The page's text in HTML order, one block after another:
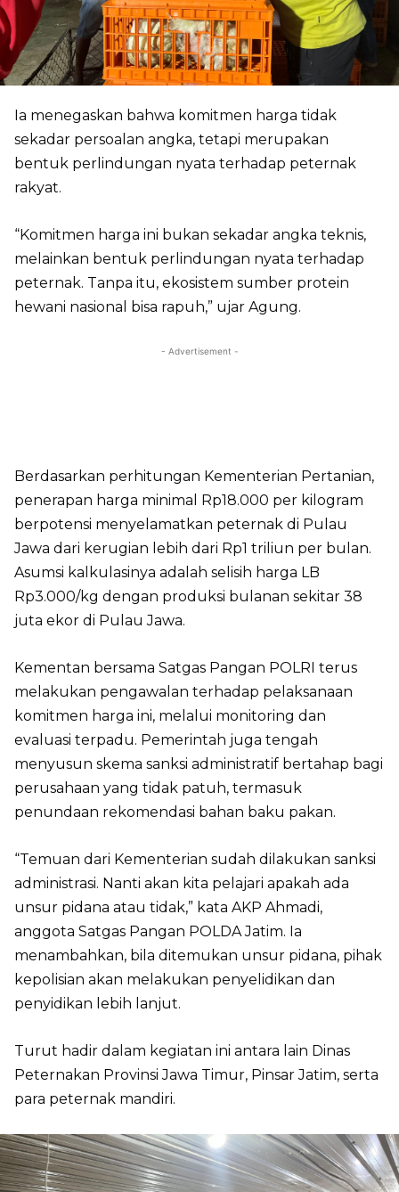
Ia menegaskan bahwa komitmen harga tidak
sekadar persoalan angka, tetapi merupakan
bentuk perlindungan nyata terhadap peternak
rakyat.
“Komitmen harga ini bukan sekadar angka teknis,
melainkan bentuk perlindungan nyata terhadap
peternak. Tanpa itu, ekosistem sumber protein
hewani nasional bisa rapuh,” ujar Agung.
- Advertisement -
Berdasarkan perhitungan Kementerian Pertanian,
penerapan harga minimal Rp18.000 per kilogram
berpotensi menyelamatkan peternak di Pulau
Jawa dari kerugian lebih dari Rp1 triliun per bulan.
Asumsi kalkulasinya adalah selisih harga LB
Rp3.000/kg dengan produksi bulanan sekitar 38
juta ekor di Pulau Jawa.
Kementan bersama Satgas Pangan POLRI terus
melakukan pengawalan terhadap pelaksanaan
komitmen harga ini, melalui monitoring dan
evaluasi terpadu. Pemerintah juga tengah
menyusun skema sanksi administratif bertahap bagi
perusahaan yang tidak patuh, termasuk
penundaan rekomendasi bahan baku pakan.
“Temuan dari Kementerian sudah dilakukan sanksi
administrasi. Nanti akan kita pelajari apakah ada
unsur pidana atau tidak,” kata AKP Ahmadi,
anggota Satgas Pangan POLDA Jatim. Ia
menambahkan, bila ditemukan unsur pidana, pihak
kepolisian akan melakukan penyelidikan dan
penyidikan lebih lanjut.
Turut hadir dalam kegiatan ini antara lain Dinas
Peternakan Provinsi Jawa Timur, Pinsar Jatim, serta
para peternak mandiri.